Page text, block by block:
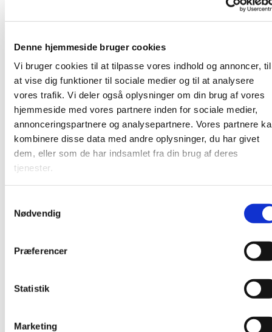
Denne hjemmeside bruger cookies
Vi bruger cookies til at tilpasse vores indhold og annoncer, til
at vise dig funktioner til sociale medier og til at analysere
vores trafik. Vi deler også oplysninger om din brug af vores
hjemmeside med vores partnere inden for sociale medier,
annonceringspartnere og analysepartnere. Vores partnere
kombinere disse data med andre oplysninger, du har givet
dem, eller som de har indsamlet fra din brug af deres
tjenester.
Nødvendig
Præferencer
Statistik
Marketing
Velkommen på Langagergård Plejecenter!
Den tredje tirsdag i hver måned holder vi en gudstjeneste kl.
10.30.
Her vil være musik, kendte salmer, en lille prædiken og nadver.
Vi slutter af med at drikke kaffe sammen. Alle er velkomne!
Adressen er Karlslunde Parkvej 27
Præst: Johan Dalsgaard
Du vil måske også kunne lide...